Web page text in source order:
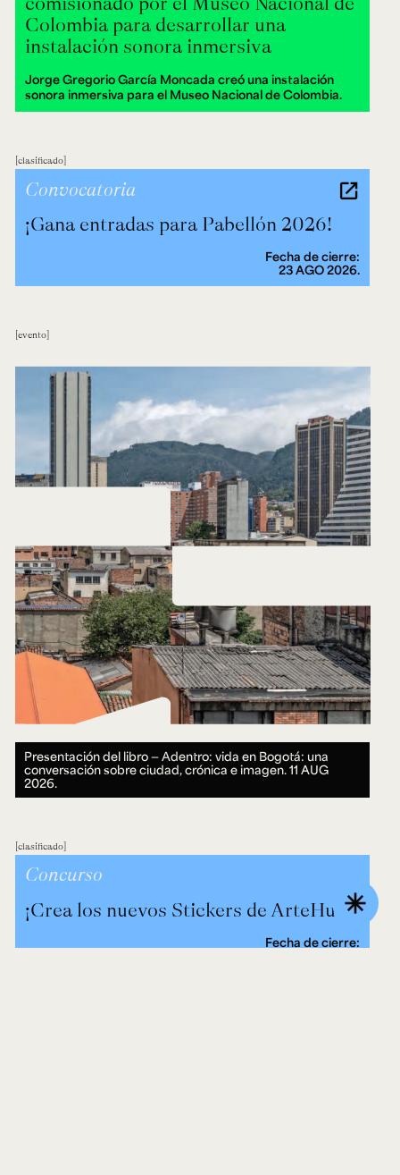
Colombia para desarrollar una
instalación sonora inmersiva
Jorge Gregorio García Moncada creó una instalación
sonora inmersiva para el Museo Nacional de Colombia.
clasificado
¡Gana entradas para Pabellón 2026!
Convocatoria
Fecha de cierre:
23 AGO 2026.
evento
Presentación del libro — Adentro: vida en Bogotá: una
conversación sobre ciudad, crónica e imagen.11 AUG
2026.
clasificado
Concurso
¡Crea los nuevos Stickers de ArteHum!
Fecha de cierre:
asterisk